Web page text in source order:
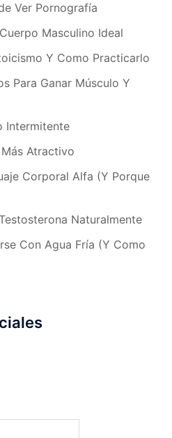
Ver Pornografía
Masculino Ideal
Y Como Practicarlo
Para Ganar Músculo Y
Intermitente
Atractivo
Corporal Alfa (Y Porque
Naturalmente
Con Agua Fría (Y Como